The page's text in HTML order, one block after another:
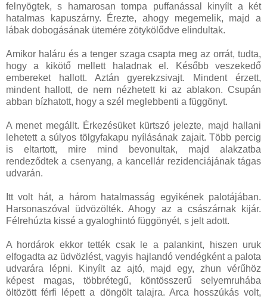
felnyögtek, s hamarosan tompa puffanással kinyílt a két
hatalmas kapuszárny. Érezte, ahogy megemelik, majd a
lábak dobogásának ütemére zötykölődve elindultak.
Amikor haláru és a tenger szaga csapta meg az orrát, tudta,
hogy a kikötő mellett haladnak el. Később veszekedő
embereket hallott. Aztán gyerekzsivajt. Mindent érzett,
mindent hallott, de nem nézhetett ki az ablakon. Csupán
abban bízhatott, hogy a szél meglebbenti a függönyt.
A menet megállt. Érkezésüket kürtszó jelezte, majd hallani
lehetett a súlyos tölgyfakapu nyílásának zajait. Több percig
is eltartott, mire mind bevonultak, majd alakzatba
rendeződtek a csenyang, a kancellár rezidenciájának tágas
udvarán.
Itt volt hát, a három hatalmasság egyikének palotájában.
Harsonaszóval üdvözölték. Ahogy az a császárnak kijár.
Félrehúzta kissé a gyaloghintó függönyét, s jelt adott.
A hordárok ekkor tették csak le a palankint, hiszen uruk
elfogadta az üdvözlést, vagyis hajlandó vendégként a palota
udvarára lépni. Kinyílt az ajtó, majd egy, zhun vérűhöz
képest magas, többrétegű, köntösszerű selyemruhába
öltözött férfi lépett a döngölt talajra. Arca hosszúkás volt,